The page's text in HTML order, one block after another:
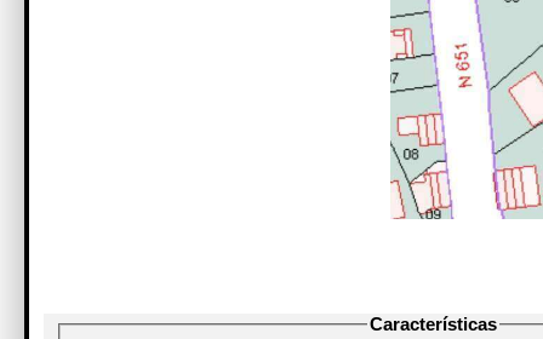
Características